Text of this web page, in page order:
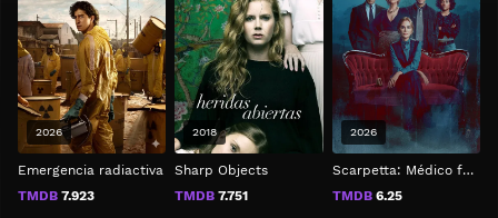
Emergencia radiactiva
TMDB 7.923
2026
Sharp Objects
TMDB 7.751
2018
Scarpetta: Médico forense
TMDB6.25
2026